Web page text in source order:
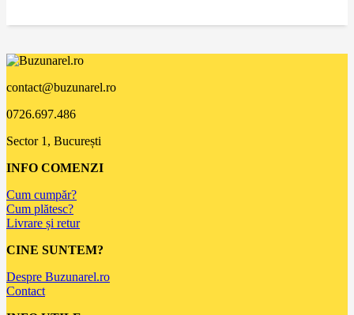
contact@buzunarel.ro
0726.697.486
Sector 1, București
INFO COMENZI
Cum cumpăr?
Cum plătesc?
Livrare și retur
CINE SUNTEM?
Despre Buzunarel.ro
Contact